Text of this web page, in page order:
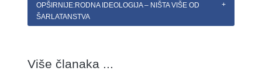
OPŠIRNIJE:RODNA IDEOLOGIJA – NIŠTA VIŠE OD
ŠARLATANSTVA
Više članaka ...